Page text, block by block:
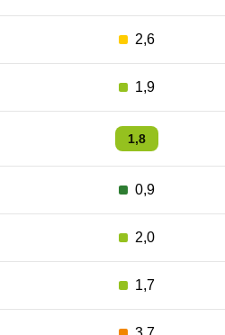
2,6
1,9
1,8
0,9
2,0
1,7